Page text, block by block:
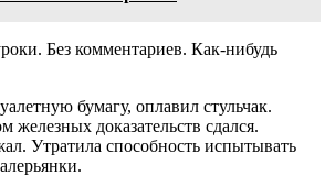
Без комментариев. Как-нибудь
бумагу, оплавил стульчак.
доказательств сдался.
Утратила способность испытывать